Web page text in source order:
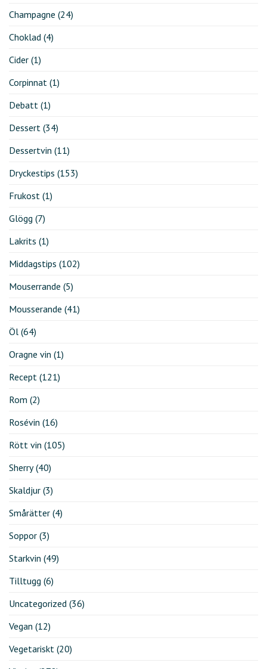
Champagne (24)
Choklad (4)
Cider (1)
Corpinnat (1)
Debatt (1)
Dessert (34)
Dessertvin (11)
Dryckestips (153)
Frukost (1)
Glögg (7)
Lakrits (1)
Middagstips (102)
Mouserrande (5)
Mousserande (41)
Öl (64)
Oragne vin (1)
Recept (121)
Rom (2)
Rosévin (16)
Rött vin (105)
Sherry(40)
Skaldjur (3)
Smårätter (4)
Soppor (3)
Starkvin (49)
Tilltugg (6)
Uncategorized (36)
Vegan (12)
Vegetariskt (20)